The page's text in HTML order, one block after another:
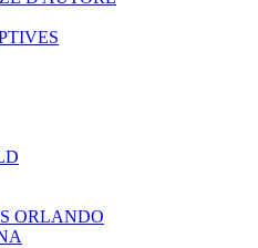
ORLANDO